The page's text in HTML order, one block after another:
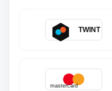
TWINT
mastercard